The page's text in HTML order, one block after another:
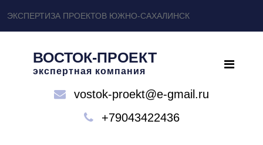
ЭКСПЕРТИЗА ПРОЕКТОВ ЮЖНО-САХАЛИНСК
ВОСТОК-ПРОЕКТ
экспертная компания
vostok-proekt@e-gmail.ru
+79043422436